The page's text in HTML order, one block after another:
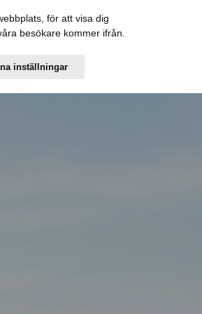
för att visa dig
besökare kommer ifrån.
inställningar